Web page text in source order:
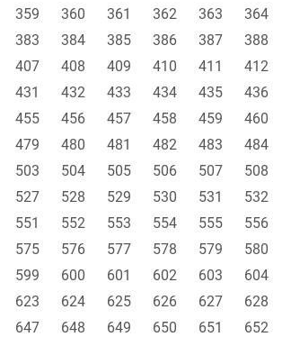
359 360 361 362 363 364
383 384 385 386 387 388
407 408 409 410 411 412
431 432 433 434 435 436
455 456 457 458 459 460
479 480 481 482 483 484
503 504 505 506 507 508
527 528 529 530 531 532
551 552 553 554 555 556
575 576 577 578 579 580
599 600 601 602 603 604
623 624 625 626 627 628
647 648 649 650 651 652